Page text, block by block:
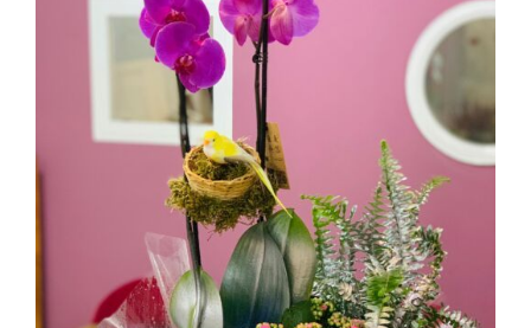
AÑADIR AL CARRITO
/